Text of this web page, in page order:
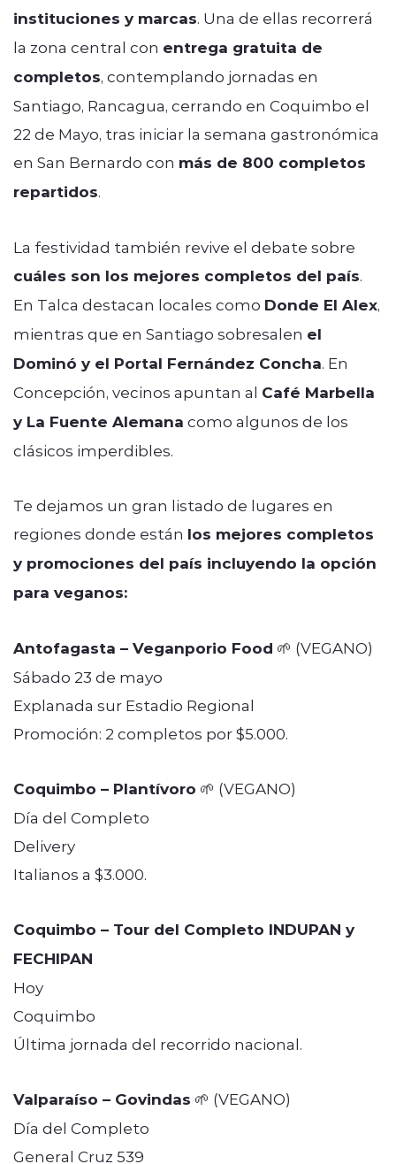
instituciones y marcas. Una de ellas recorrerá
la zona central con entrega gratuita de
completos, contemplando jornadas en
Santiago, Rancagua, cerrando en Coquimbo el
22 de Mayo, tras iniciar la semana gastronómica
en San Bernardo con más de 800 completos
repartidos.
La festividad también revive el debate sobre
cuáles son los mejores completos del país.
En Talca destacan locales como Donde El Alex,
mientras que en Santiago sobresalen el
Dominó y el Portal Fernández Concha. En
Concepción, vecinos apuntan al Café Marbella
y La Fuente Alemana como algunos de los
clásicos imperdibles.
Te dejamos un gran listado de lugares en
regiones donde están los mejores completos
y promociones del país incluyendo la opción
para veganos:
Antofagasta – Veganporio Food 🌱 (VEGANO)
Sábado 23 de mayo
Explanada sur Estadio Regional
Promoción: 2 completos por $5.000.
Coquimbo – Plantívoro 🌱 (VEGANO)
Día del Completo
Delivery
Italianos a $3.000.
Coquimbo – Tour del Completo INDUPAN y
FECHIPAN
Hoy
Coquimbo
Última jornada del recorrido nacional.
Valparaíso – Govindas 🌱 (VEGANO)
Día del Completo
General Cruz 539